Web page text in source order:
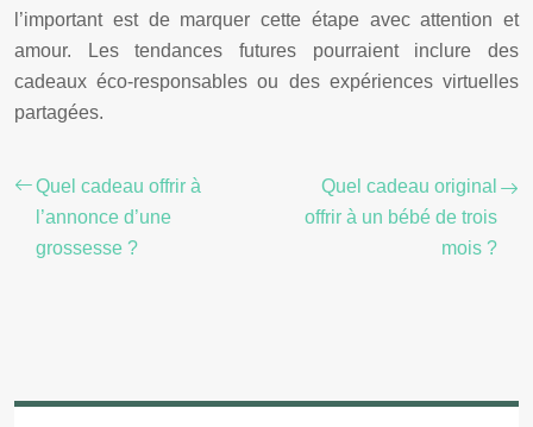
l’important est de marquer cette étape avec attention et
amour. Les tendances futures pourraient inclure des
cadeaux éco-responsables ou des expériences virtuelles
partagées.
Quel cadeau offrir à
l’annonce d’une
grossesse ?
Quel cadeau original
offrir à un bébé de trois
mois ?